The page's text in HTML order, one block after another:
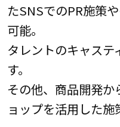
たSNSでのPR施策
可能。
タレントのキャステ
す。
その他、商品開発か
ョップを活用した施